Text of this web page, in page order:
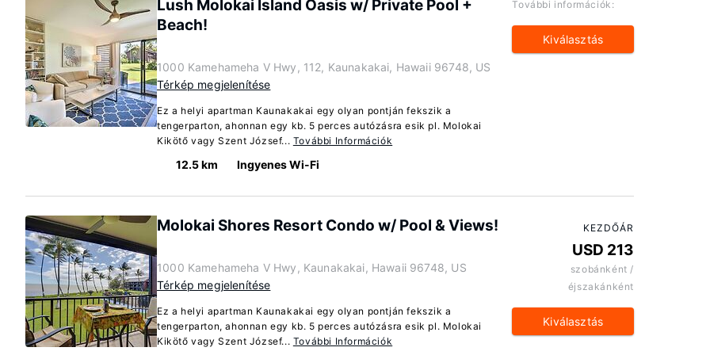
Lush Molokai Island Oasis w/ Private Pool +
Beach!
1000 Kamehameha V Hwy, 112, Kaunakakai, Hawaii 96748, US
Térkép megjelenítése
Ez a helyi apartman Kaunakakai egy olyan pontján fekszik a
tengerparton, ahonnan egy kb. 5 perces autózásra esik pl. Molokai
Kikötő vagy Szent József... További Információk
12.5 km Ingyenes Wi-Fi
További információk:
Kiválasztás
Molokai Shores Resort Condo w/ Pool & Views!
1000 Kamehameha V Hwy, Kaunakakai, Hawaii 96748, US
Térkép megjelenítése
Ez a helyi apartman Kaunakakai egy olyan pontján fekszik a
tengerparton, ahonnan egy kb. 5 perces autózásra esik pl. Molokai
Kikötő vagy Szent József... További Információk
KEZDŐÁR
USD 213
szobánként /
éjszakánként
Kiválasztás